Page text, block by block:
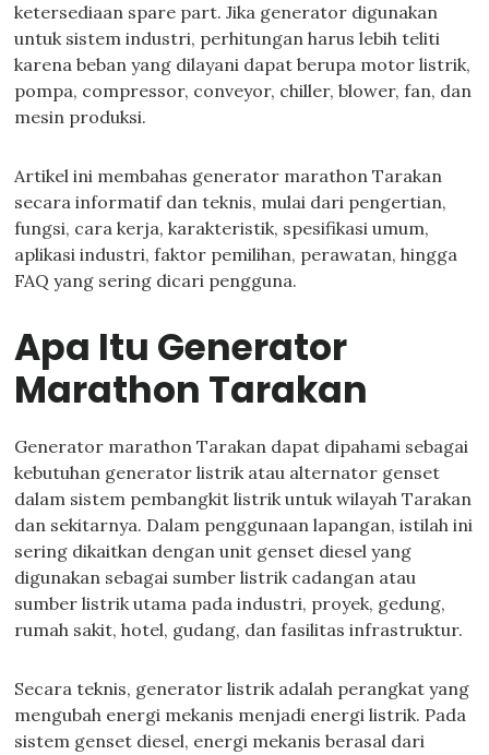
ketersediaan spare part. Jika generator digunakan
untuk sistem industri, perhitungan harus lebih teliti
karena beban yang dilayani dapat berupa motor listrik,
pompa, compressor, conveyor, chiller, blower, fan, dan
mesin produksi.
Artikel ini membahas generator marathon Tarakan
secara informatif dan teknis, mulai dari pengertian,
fungsi, cara kerja, karakteristik, spesifikasi umum,
aplikasi industri, faktor pemilihan, perawatan, hingga
FAQ yang sering dicari pengguna.
Apa Itu Generator
Marathon Tarakan
Generator marathon Tarakan dapat dipahami sebagai
kebutuhan generator listrik atau alternator genset
dalam sistem pembangkit listrik untuk wilayah Tarakan
dan sekitarnya. Dalam penggunaan lapangan, istilah ini
sering dikaitkan dengan unit genset diesel yang
digunakan sebagai sumber listrik cadangan atau
sumber listrik utama pada industri, proyek, gedung,
rumah sakit, hotel, gudang, dan fasilitas infrastruktur.
Secara teknis, generator listrik adalah perangkat yang
mengubah energi mekanis menjadi energi listrik. Pada
sistem genset diesel, energi mekanis berasal dari